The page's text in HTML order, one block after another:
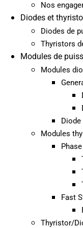
Nos
Diodes et
Diodes de
Thyristors
Modules de
Modules
Modules
Fast
Thyristor/